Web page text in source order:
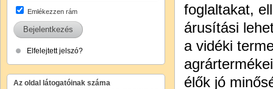
foglaltakat,
árusítási
a vidéki
élők jó
Emlékezzen rám
Elfelejtett jelszó?
Az oldal látogatóinak száma